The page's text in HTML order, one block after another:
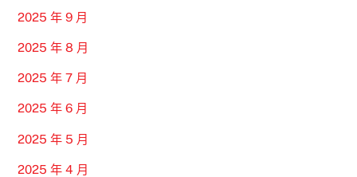
2025 年 9 月
2025 年 8 月
2025 年 7 月
2025 年 6 月
2025 年 5 月
2025 年 4 月